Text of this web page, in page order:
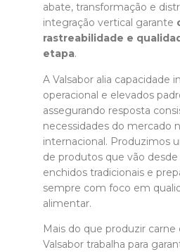
abate, transformação e
integração vertical garante
rastreabilidade e
etapa.
A Valsabor alia capacidade
operacional e elevados
assegurando resposta
necessidades do mercado
internacional. Produzimos
de produtos que vão
enchidos tradicionais e
sempre com foco em
alimentar.
Mais do que produzir carne
Valsabor trabalha para